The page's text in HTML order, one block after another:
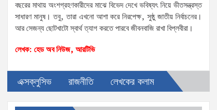
বছরের মাথায় অংশগ্রহণকারীদের মাঝে বিভেদ দেখে ভবিষ্যৎ নিয়ে ভীতসন্ত্রস্ত
সাধারণ মানুষ। তবু, তারা এখনো আশা করে নিরপেক্ষ, সুষ্ঠু জাতীয় নির্বাচনের।
আর সেজন্য ছোটখাটো স্বার্থ ত্যাগ করতে পারবে জীবনবাজি রাখা বিপ্লবীরা।
লেখক: হেড অব নিউজ, আরটিভি
এক্সক্লুসিভ রাজনীতি লেখকের কলাম